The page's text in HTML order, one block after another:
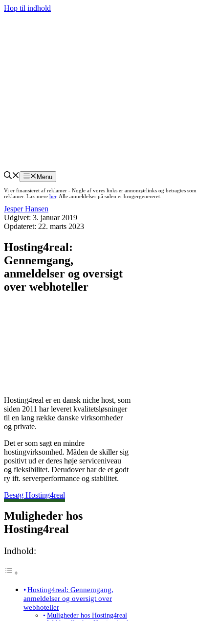
Hop til indhold
Menu
Vi er finansieret af reklamer - Nogle af vores links er annoncørlinks og betragtes som
reklamer. Læs mere her. Alle anmeldelser på siden er brugergenereret.
Jesper Hansen
Udgivet: 3. januar 2019
Opdateret: 22. marts 2023
Hosting4real:
Gennemgang,
anmeldelser og oversigt
over webhoteller
Hosting4real er en dansk niche host, som
siden 2011 har leveret kvalitetsløsninger
til en lang række danske virksomheder
og private.
Det er som sagt en mindre
hostingvirksomhed. Måden de skiller sig
positivt ud er deres høje serviceniveau
og fleksibilitet. Derudover har de et godt
ry ift. serverperformance og stabilitet.
Besøg Hosting4real
Muligheder hos
Hosting4real
Indhold:
Hosting4real: Gennemgang,
anmeldelser og oversigt over
webhoteller
Muligheder hos Hosting4real